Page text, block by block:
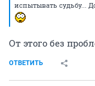
испытывать судьбу...
От этого без
ОТВЕТИТЬ